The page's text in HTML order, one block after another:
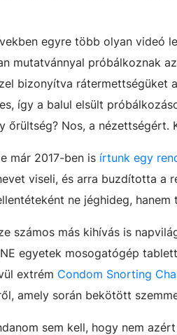
egyre több olyan videó
mutatvánnyal próbálkoznak
bizonyítva rátermettségüket
így a balul elsült
őrültség? Nos, a nézettségért.
már 2017-ben is írtunk egy
viseli, és arra buzdította a
ne jéghideg,
számos más kihívás is
egyetek mosogatógép
extrém Condom Snorting
amely során bekötött
sem kell, hogy nem